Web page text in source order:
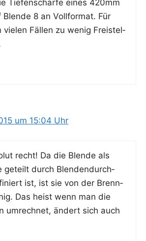
Tie­fen­schär­fe eines 420mm
Blen­de 8 an Voll­for­mat. Für
vie­len Fäl­len zu wenig Frei­stel­
um 15:04 Uhr
recht! Da die Blen­de als
geteilt durch Blen­den­durch­
ist, ist sie von der Brenn­
Das heist wenn man die
umrech­net, ändert sich auch